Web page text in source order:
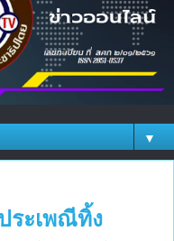
▼
ระเพณีทิ้ง